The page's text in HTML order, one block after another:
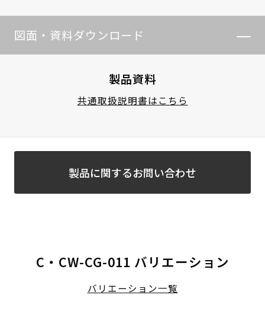
図面・資料ダウンロード
製品資料
共通取扱説明書はこちら
製品に関するお問い合わせ
C・CW-CG-011 バリエーション
バリエーション一覧